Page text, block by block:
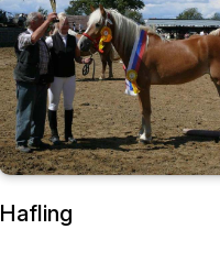
Hafling